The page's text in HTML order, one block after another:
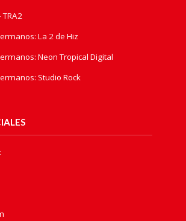
La 2 de Hiz
Neon Tropical Digital
Studio Rock